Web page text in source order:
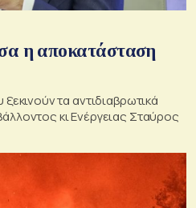
η αποκατάσταση
τα αντιδιαβρωτικά
κι Ενέργειας Σταύρος